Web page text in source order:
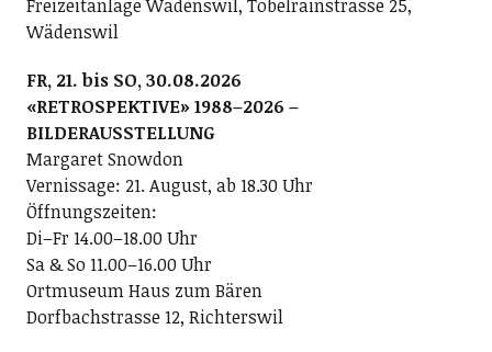
Freizeitanlage Wädenswil, Tobelrainstrasse 25,
Wädenswil
FR, 21. bis SO, 30.08.2026
«RETROSPEKTIVE» 1988–2026 –
BILDERAUSSTELLUNG
Margaret Snowdon
Vernissage: 21. August, ab 18.30 Uhr
Öffnungszeiten:
Di–Fr 14.00–18.00 Uhr
Sa & So 11.00–16.00 Uhr
Ortmuseum Haus zum Bären
Dorfbachstrasse 12, Richterswil